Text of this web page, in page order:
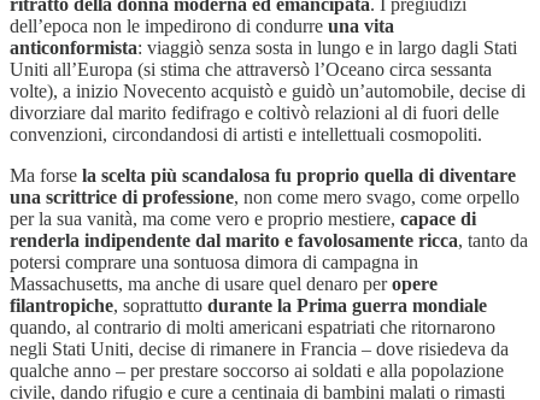
ritratto della donna moderna ed emancipata. I pregiudizi
dell’epoca non le impedirono di condurre una vita
anticonformista: viaggiò senza sosta in lungo e in largo dagli Stati
Uniti all’Europa (si stima che attraversò l’Oceano circa sessanta
volte), a inizio Novecento acquistò e guidò un’automobile, decise di
divorziare dal marito fedifrago e coltivò relazioni al di fuori delle
convenzioni, circondandosi di artisti e intellettuali cosmopoliti.
Ma forse la scelta più scandalosa fu proprio quella di diventare
una scrittrice di professione, non come mero svago, come orpello
per la sua vanità, ma come vero e proprio mestiere, capace di
renderla indipendente dal marito e favolosamente ricca, tanto da
potersi comprare una sontuosa dimora di campagna in
Massachusetts, ma anche di usare quel denaro peropere
filantropiche, soprattutto durante la Prima guerra mondiale
quando, al contrario di molti americani espatriati che ritornarono
negli Stati Uniti, decise di rimanere in Francia – dove risiedeva da
qualche anno – per prestare soccorso ai soldati e alla popolazione
civile, dando rifugio e cure a centinaia di bambini malati o rimasti